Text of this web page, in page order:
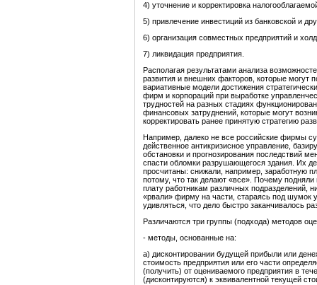
4) уточнение и корректировка
5) привлечение инвестиций из банковской и
6) организация совместных предприятий и
7) ликвидация предприятия.
Располагая результатами анализа
развития и внешних факторов, которые могут
вариативные модели достижения
фирм и корпораций при выработке
трудностей на разных стадиях
финансовых затруднений, которые могут
корректировать ранее принятую стратегию
Например, далеко не все российские фирмы
действенное антикризисное управление,
обстановки и прогнозирования последствий
спасти обломки разрушающегося здания. Их
просчитаны: снижали, например, заработную
потому, что так делают «все». Почему
плату работникам различных подразделений,
«рвали» фирму на части, стараясь под шумок
удивляться, что дело быстро заканчивалось
Различаются три группы (подхода) методов
- методы, основанные на:
а) дисконтировании будущей прибыли или
стоимость предприятия или его части
(получить) от оцениваемого предприятия в
(дисконтируются) к эквивалентной текущей